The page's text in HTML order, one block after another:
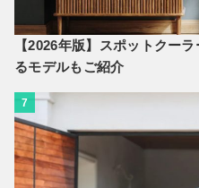
【2026年版】スポットクー
るモデルもご紹介
7